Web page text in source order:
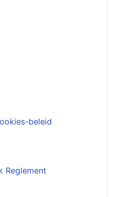
beleid
Reglement